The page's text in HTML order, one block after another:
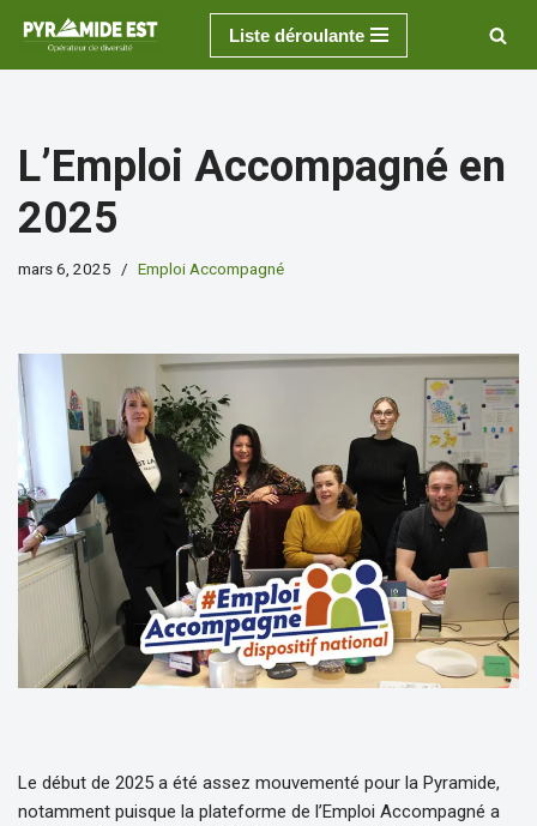
Aller
Liste déroulante
L’Emploi Accompagné en
2025
mars 6, 2025 Emploi Accompagné
Le début de 2025 a été assez mouvementé pour la Pyramide,
notamment puisque la plateforme de l’Emploi Accompagné a